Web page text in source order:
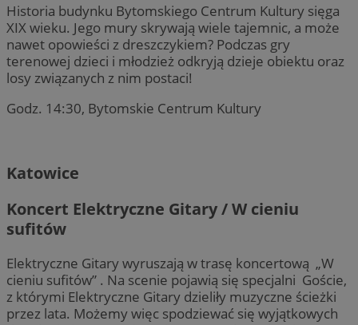
Historia budynku Bytomskiego Centrum Kultury sięga
XIX wieku. Jego mury skrywają wiele tajemnic, a może
nawet opowieści z dreszczykiem? Podczas gry
terenowej dzieci i młodzież odkryją dzieje obiektu oraz
losy związanych z nim postaci!
Godz. 14:30, Bytomskie Centrum Kultury
Katowice
Koncert Elektryczne Gitary / W cieniu
sufitów
Elektryczne Gitary wyruszają w trasę koncertową „W
cieniu sufitów” . Na scenie pojawią się specjalni Goście,
z którymi Elektryczne Gitary dzieliły muzyczne ścieżki
przez lata. Możemy więc spodziewać się wyjątkowych